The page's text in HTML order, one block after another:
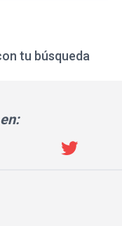
tu búsqueda